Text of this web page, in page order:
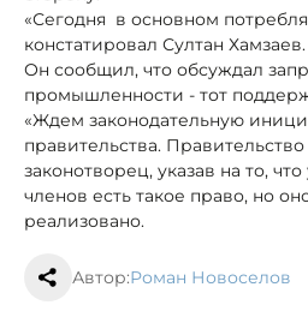
«Сегодня в основном
констатировал Султан Хамзаев.
Он сообщил, что обсуждал
промышленности - тот
«Ждем законодательную
правительства. Правительство
законотворец, указав на то,
членов есть такое право, но
реализовано.
Автор:Роман Новоселов